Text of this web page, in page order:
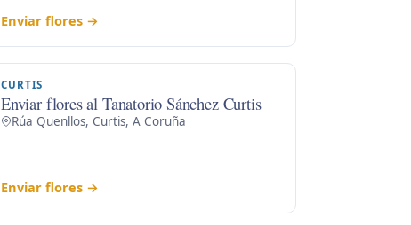
Enviar flores →
CURTIS
Enviar flores al Tanatorio Sánchez Curtis
Rúa Quenllos, Curtis, A Coruña
Enviar flores →